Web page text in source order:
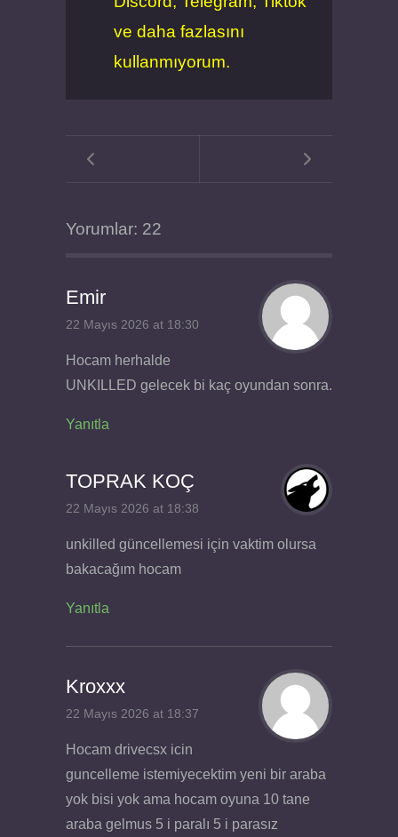
ve daha fazlasını
kullanmıyorum.
Yorumlar: 22
Emir
22 Mayıs 2026 at 18:30
Hocam herhalde
UNKILLED gelecek bi kaç oyundan sonra.
Yanıtla
TOPRAK KOÇ
22 Mayıs 2026 at 18:38
unkilled güncellemesi için vaktim olursa
bakacağım hocam
Yanıtla
Kroxxx
22 Mayıs 2026 at 18:37
Hocam drivecsx icin
guncelleme istemiyecektim yeni bir araba
yok bisi yok ama hocam oyuna 10 tane
araba gelmus 5 i paralı 5 i parasız